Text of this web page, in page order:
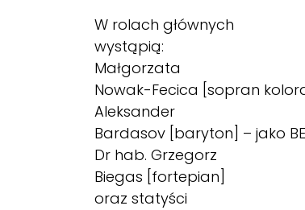
W rolach głównych
wystąpią:
Małgorzata
Nowak-Fecica [sopran
Aleksander
Bardasov [baryton] – jako
Dr hab. Grzegorz
Biegas [fortepian]
oraz statyści